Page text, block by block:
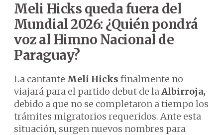
Meli Hicks queda fuera del
Mundial 2026: ¿Quién pondrá
voz al Himno Nacional de
Paraguay?
La cantante Meli Hicks finalmente no
viajará para el partido debut de laAlbirroja,
debido a que no se completaron a tiempo los
trámites migratorios requeridos. Ante esta
situación, surgen nuevos nombres para